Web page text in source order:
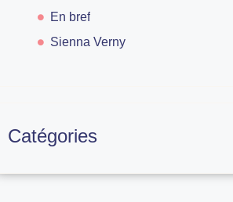
En bref
Sienna Verny
Catégories